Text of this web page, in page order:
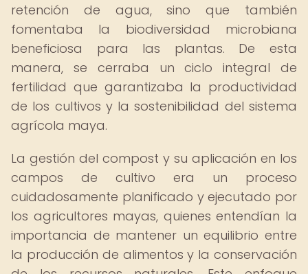
retención de agua, sino que también
fomentaba la biodiversidad microbiana
beneficiosa para las plantas. De esta
manera, se cerraba un ciclo integral de
fertilidad que garantizaba la productividad
de los cultivos y la sostenibilidad del sistema
agrícola maya.
La gestión del compost y su aplicación en los
campos de cultivo era un proceso
cuidadosamente planificado y ejecutado por
los agricultores mayas, quienes entendían la
importancia de mantener un equilibrio entre
la producción de alimentos y la conservación